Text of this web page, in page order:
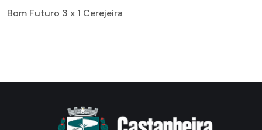
Bom Futuro 3 x 1 Cerejeira